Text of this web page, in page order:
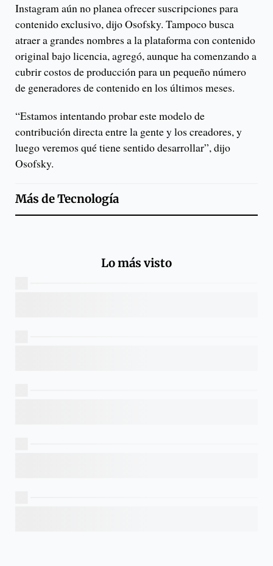
Instagram aún no planea ofrecer suscripciones para
contenido exclusivo, dijo Osofsky. Tampoco busca
atraer a grandes nombres a la plataforma con contenido
original bajo licencia, agregó, aunque ha comenzando a
cubrir costos de producción para un pequeño número
de generadores de contenido en los últimos meses.
“Estamos intentando probar este modelo de
contribución directa entre la gente y los creadores, y
luego veremos qué tiene sentido desarrollar”, dijo
Osofsky.
Más deTecnología
Lo más visto